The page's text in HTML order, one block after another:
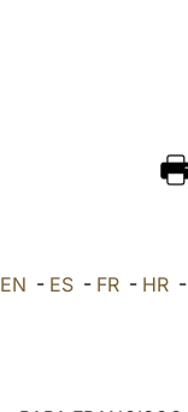
EN - ES- FR- HR-